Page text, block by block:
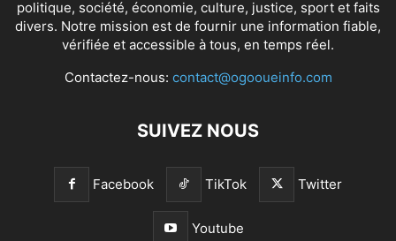
politique, société, économie, culture, justice, sport et faits
divers. Notre mission est de fournir une information fiable,
vérifiée et accessible à tous, en temps réel.
Contactez-nous: contact@ogooueinfo.com
SUIVEZ NOUS
Facebook TikTok Twitter
Youtube